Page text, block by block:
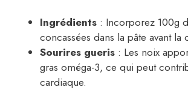
Ingrédients : Incorporez 100g
concassées dans la pâte avant la
Sourires gueris : Les noix
gras oméga-3, ce qui peut
cardiaque.